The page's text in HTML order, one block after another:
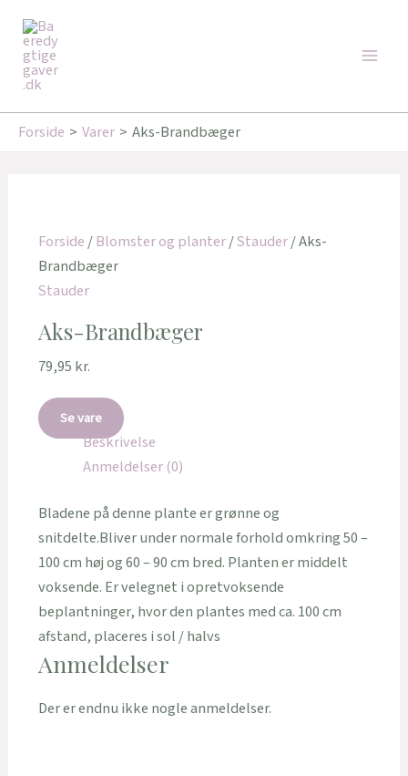
indholdet
Forside Varer Aks-Brandbæger
Forside/Blomster og planter/Stauder/ Aks-
Brandbæger
Stauder
Aks-Brandbæger
79,95 kr.
Se vare
Beskrivelse
Anmeldelser (0)
Bladene på denne plante er grønne og
snitdelte.Bliver under normale forhold omkring 50 –
100 cm høj og 60 – 90 cm bred. Planten er middelt
voksende. Er velegnet i opretvoksende
beplantninger, hvor den plantes med ca. 100 cm
afstand, placeres i sol / halvs
Anmeldelser
Der er endnu ikke nogle anmeldelser.
Tilbud!
Tilbud!
239,00 kr..160,00 kr..
Tilbud!
Tilbud!
99,95 kr..89,95 kr..